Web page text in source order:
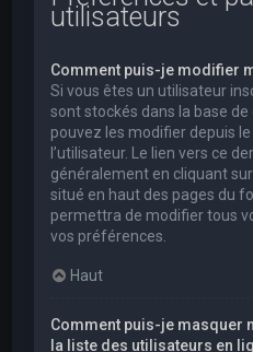
utilisateurs
Comment puis-je modifier
Si vous êtes un utilisateur
sont stockés dans la base
pouvez les modifier depuis
l’utilisateur. Le lien vers ce
généralement en cliquant
situé en haut des pages du
permettra de modifier tous
vos préférences.
Haut
Comment puis-je masquer
la liste des utilisateurs en